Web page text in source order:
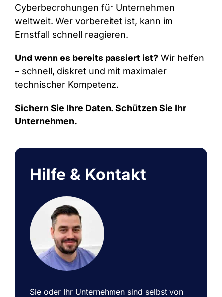
Cyberbedrohungen für Unternehmen
weltweit. Wer vorbereitet ist, kann im
Ernstfall schnell reagieren.
Und wenn es bereits passiert ist?Wir helfen
– schnell, diskret und mit maximaler
technischer Kompetenz.
Sichern Sie Ihre Daten. Schützen Sie Ihr
Unternehmen.
Hilfe & Kontakt
Sie oder Ihr Unternehmen sind selbst von